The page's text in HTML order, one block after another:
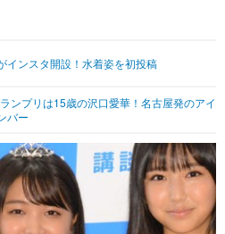
インスタ開設！水着姿を初投稿
ンプリは15歳の沢口愛華！名古屋発のアイ
バー